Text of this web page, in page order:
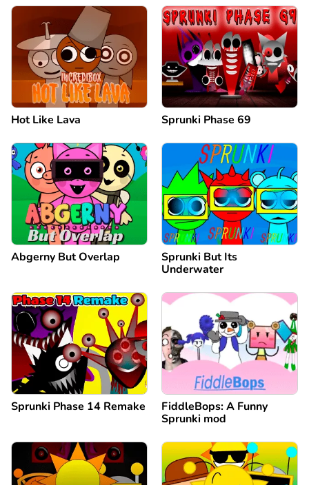
Hot Like Lava Sprunki Phase 69
Abgerny But Overlap
Sprunki But Its
Underwater
Sprunki Phase 14 Remake
FiddleBops: A Funny
Sprunki mod